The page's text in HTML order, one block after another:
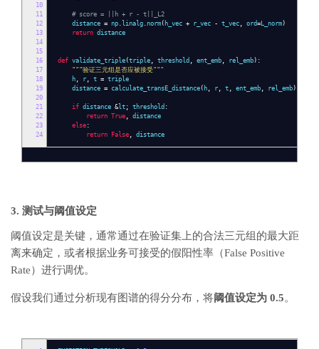
10
11
12
13
14
15
16
17
18
19
20
21
22
23
24
# score = ||h + r - t||_L2
distance = np . linalg .norm ( h_vec + r_vec - t_vec , ord=L_norm)
return distance
def validate_triple (triple , threshold , ent_emb , rel_emb):
"""验证三元组是否应被接受"""
h , r , t = triple
distance = calculate_transE_distance ( h , r , t , ent_emb , rel_emb)
if distance &lt ; threshold :
return True , distance
else :
return
False , distance
3. 测试与阈值设定
阈值设定是关键，通常通过在验证集上的合法三元组的最大距
离来确定，或者根据业务可接受的假阳性率（False Positive
Rate）进行调优。
假设我们通过分析现有图谱的得分分布，将阈值设定为 0.5。